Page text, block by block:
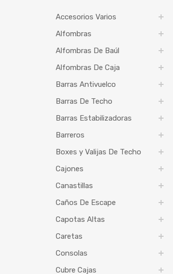
Accesorios Varios
Alfombras
Alfombras De Baúl
Alfombras De Caja
Barras Antivuelco
Barras De Techo
Barras Estabilizadoras
Barreros
Boxes y Valijas De Techo
Cajones
Canastillas
Caños De Escape
Capotas Altas
Caretas
Consolas
Cubre Cajas